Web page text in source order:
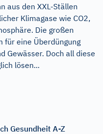
aus den XXL-Ställen
Klimagase wie CO2,
Die großen
für eine Überdüngung
Gewässer. Doch all diese
lösen...
Gesundheit A-Z